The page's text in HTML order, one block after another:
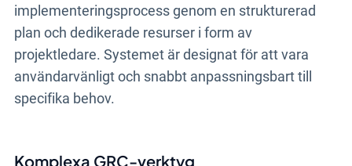
implementeringsprocess genom en strukturerad
plan och dedikerade resurser i form av
projektledare. Systemet är designat för att vara
användarvänligt och snabbt anpassningsbart till
specifika behov.
Komplexa GRC-verktyg